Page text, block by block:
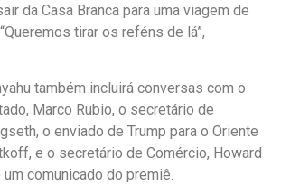
da Casa Branca para uma viagem de
tirar os reféns de lá”,
também incluirá conversas com o
Marco Rubio, o secretário de
o enviado de Trump para o Oriente
e o secretário de Comércio, Howard
comunicado do premiê.